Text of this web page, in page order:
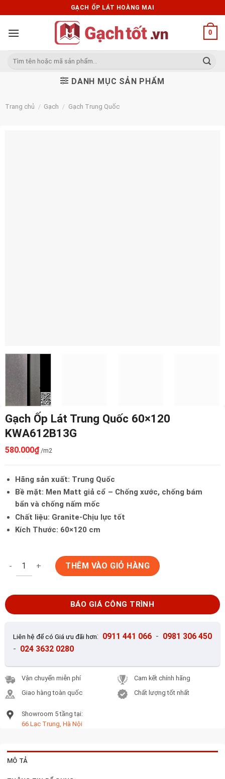
to
content
GẠCH ỐP LÁT HOÀNG MAI
0
Tìm
DANH MỤC SẢN PHẨM
Trang chủ / Gạch / Gạch Trung Quốc
Gạch Ốp Lát Trung Quốc 60×120
KWA612B13G
580.000₫ /m2
Hãng sản xuất: Trung Quốc
Bề mặt: Men Matt giả cổ – Chống xước, chống bám
bẩn và chống nấm mốc
Chất liệu: Granite-Chịu lực tốt
Kích Thước: 60×120 cm
Gạch Ốp Lát Trung Quốc 60x120 KWA612B13G số lượng
THÊM VÀO GIỎ HÀNG
BÁO GIÁ CÔNG TRÌNH
Liên hệ để có Giá ưu đãi hơn: 0911 441 066 - 0981 306 450
- 024 3632 0280
Vận chuyển miễn phí
Giao hàng toàn quốc
Cam kết chính hãng
Chất lượng tốt nhất
Showroom 5 tầng tại:
66 Lạc Trung, Hà Nội
MÔ TẢ